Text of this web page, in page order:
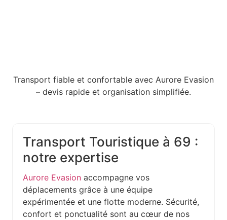
Transport fiable et confortable avec Aurore Evasion
– devis rapide et organisation simplifiée.
Transport Touristique à 69 :
notre expertise
Aurore Evasion accompagne vos
déplacements grâce à une équipe
expérimentée et une flotte moderne. Sécurité,
confort et ponctualité sont au cœur de nos